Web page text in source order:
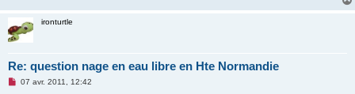
o
n
l
ironturtle
Re: question nage en eau libre en Hte Normandie
M07 avr. 2011, 12:42